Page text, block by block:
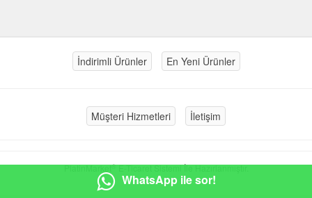
İndirimli Ürünler En Yeni Ürünler
Müşteri Hizmetleri İletişim
PlatinMarket®E-Ticaret Sistemiİle Hazırlanmıştır.
WhatsApp ile sor!